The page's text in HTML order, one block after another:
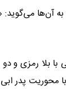
آن‌ها
الی با بلا
پدر ابی